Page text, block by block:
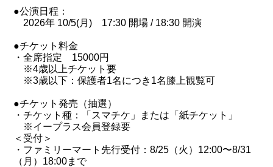
●公演日程：
2026年 10/5(月) 17:30 開場 / 18:30 開演
●チケット料金
・全席指定 15000円
※4歳以上チケット要
※3歳以下：保護者1名につき1名膝上観覧可
●チケット発売（抽選）
・チケット種：「スマチケ」または「紙チケット」
※イープラス会員登録要
＜受付＞
・ファミリーマート先行受付：8/25（火）12:00〜8/31
（月）18:00まで